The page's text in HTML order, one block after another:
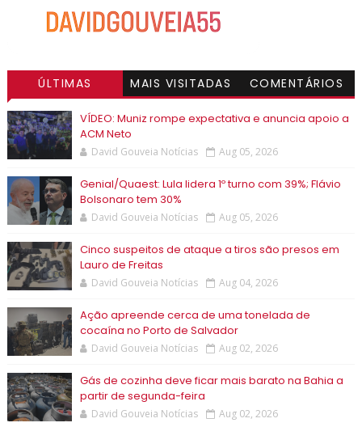
ÚLTIMAS MAIS VISITADAS COMENTÁRIOS
VÍDEO: Muniz rompe expectativa e anuncia apoio a
ACM Neto
David Gouveia Notícias Aug 05, 2026
Genial/Quaest: Lula lidera 1º turno com 39%; Flávio
Bolsonaro tem 30%
David Gouveia Notícias Aug 05, 2026
Cinco suspeitos de ataque a tiros são presos em
Lauro de Freitas
David Gouveia Notícias Aug 04, 2026
Ação apreende cerca de uma tonelada de
cocaína no Porto de Salvador
David Gouveia Notícias Aug 02, 2026
Gás de cozinha deve ficar mais barato na Bahia a
partir de segunda-feira
David Gouveia Notícias Aug 02, 2026